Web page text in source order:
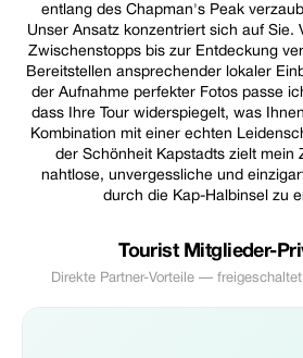
entlang des Chapman's Peak
Unser Ansatz konzentriert sich auf Sie.
Zwischenstopps bis zur Entdeckung
Bereitstellen ansprechender lokaler
der Aufnahme perfekter Fotos passe
dass Ihre Tour widerspiegelt, was
Kombination mit einer echten
der Schönheit Kapstadts zielt mein
nahtlose, unvergessliche und
durch die Kap-Halbinsel zu
Tourist Mitglieder-
Direkte Partner-Vorteile —